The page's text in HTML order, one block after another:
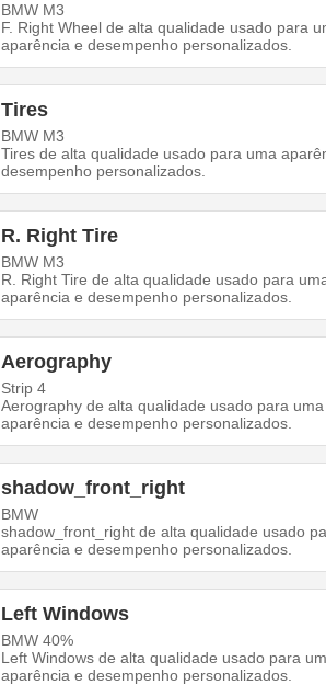
BMW M3
F. Right Wheel de alta qualidade usado para
aparência e desempenho personalizados.
Tires
BMW M3
Tires de alta qualidade usado para uma
desempenho personalizados.
R. Right Tire
BMW M3
R. Right Tire de alta qualidade usado para
aparência e desempenho personalizados.
Aerography
Strip 4
Aerography de alta qualidade usado para uma
aparência e desempenho personalizados.
shadow_front_right
BMW
shadow_front_right de alta qualidade usado
aparência e desempenho personalizados.
Left Windows
BMW 40%
Left Windows de alta qualidade usado para
aparência e desempenho personalizados.